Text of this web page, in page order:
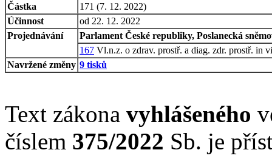
Částka
171 (7. 12. 2022)
Účinnost
od 22. 12. 2022
Projednávání
Parlament České republiky, Poslanecká
167 Vl.n.z. o zdrav. prostř. a diag. zdr. prostř. in
Navržené změny 9 tisků
Text zákona vyhlášeného
číslem 375/2022 Sb. je